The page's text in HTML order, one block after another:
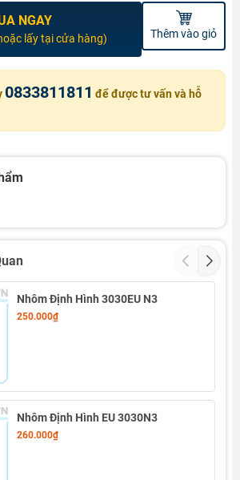
NGAY
lấy tại cửa hàng) Thêm vào giỏ
0833811811 để được tư vấn và hỗ
Nhôm Định Hình 3030EU N3
250.000₫
Nhôm Định Hình EU 3030N3
260.000₫